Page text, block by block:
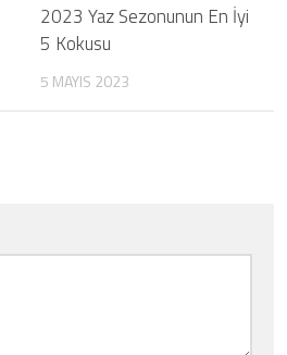
2023 Yaz Sezonunun En İyi
5 Kokusu
5 MAYIS 2023